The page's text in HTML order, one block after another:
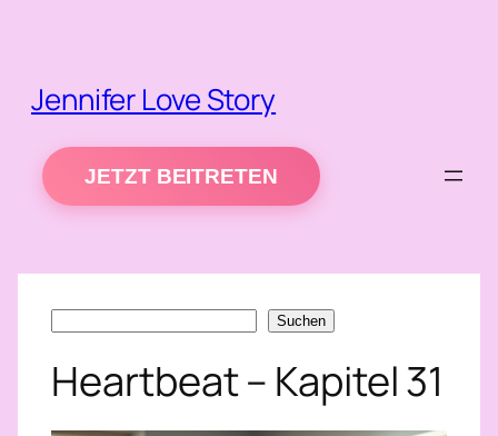
Jennifer Love Story
JETZT BEITRETEN
Suchen
Heartbeat – Kapitel 31